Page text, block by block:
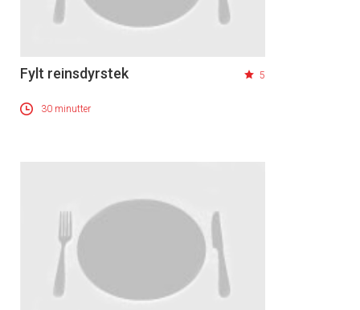
Fylt reinsdyrstek 5
30 minutter